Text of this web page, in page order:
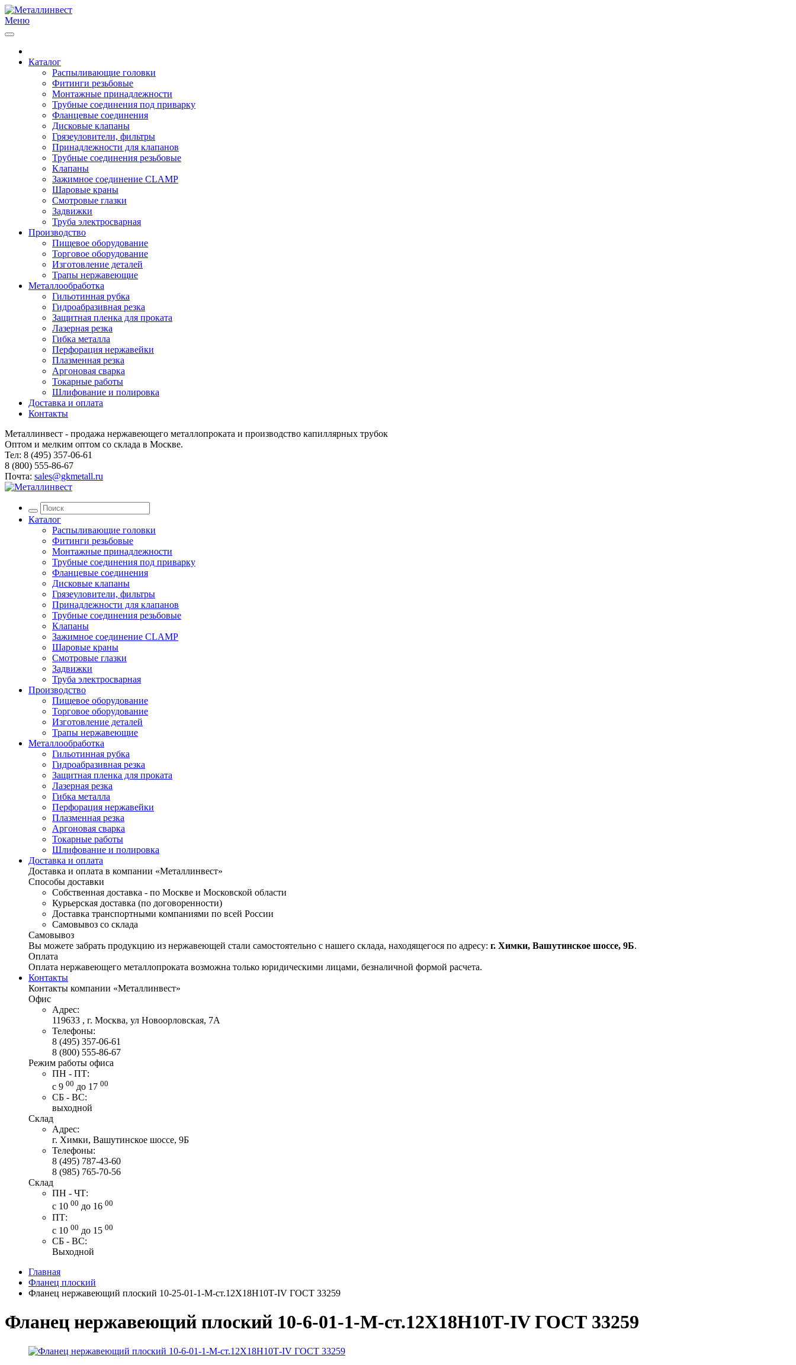
Меню
Каталог
Распыливающие головки
Фитинги резьбовые
Монтажные принадлежности
Трубные соединения под приварку
Фланцевые соединения
Дисковые клапаны
Грязеуловители, фильтры
Принадлежности для клапанов
Трубные соединения резьбовые
Клапаны
Зажимное соединение CLAMP
Шаровые краны
Смотровые глазки
Задвижки
Труба электросварная
Производство
Пищевое оборудование
Торговое оборудование
Изготовление деталей
Трапы нержавеющие
Металлообработка
Гильотинная рубка
Гидроабразивная резка
Защитная пленка для проката
Лазерная резка
Гибка металла
Перфорация нержавейки
Плазменная резка
Аргоновая сварка
Токарные работы
Шлифование и полировка
Доставка и оплата
Контакты
Металлинвест - продажа нержавеющего металлопроката и производство капиллярных трубок
Оптом и мелким оптом со склада в Москве.
Тел: 8 (495) 357-06-61
8 (800) 555-86-67
Почта: sales@gkmetall.ru
Каталог
Распыливающие головки
Фитинги резьбовые
Монтажные принадлежности
Трубные соединения под приварку
Фланцевые соединения
Дисковые клапаны
Грязеуловители, фильтры
Принадлежности для клапанов
Трубные соединения резьбовые
Клапаны
Зажимное соединение CLAMP
Шаровые краны
Смотровые глазки
Задвижки
Труба электросварная
Производство
Пищевое оборудование
Торговое оборудование
Изготовление деталей
Трапы нержавеющие
Металлообработка
Гильотинная рубка
Гидроабразивная резка
Защитная пленка для проката
Лазерная резка
Гибка металла
Перфорация нержавейки
Плазменная резка
Аргоновая сварка
Токарные работы
Шлифование и полировка
Доставка и оплата
Доставка и оплата в компании «Металлинвест»
Способы доставки
Собственная доставка - по Москве и Московской области
Курьерская доставка (по договоренности)
Доставка транспортными компаниями по всей России
Самовывоз со склада
Самовывоз
Вы можете забрать продукцию из нержавеющей стали самостоятельно с нашего склада, находящегося по адресу: г. Химки, Вашутинское шоссе, 9Б.
Оплата
Оплата нержавеющего металлопроката возможна только юридическими лицами, безналичной формой расчета.
Контакты
Контакты компании «Металлинвест»
Офис
Адрес:
119633 , г. Москва, ул Новоорловская, 7А
Телефоны:
8 (495) 357-06-61
8 (800) 555-86-67
Режим работы офиса
ПН - ПТ:
с 9 00 до 17 00
СБ - ВС:
выходной
Склад
Адрес:
г. Химки, Вашутинское шоссе, 9Б
Телефоны:
8 (495) 787-43-60
8 (985) 765-70-56
Склад
ПН - ЧТ:
с 10 00 до 16 00
ПТ:
с 10 00 до 15 00
СБ - ВС:
Выходной
Главная
Фланец плоский
Фланец нержавеющий плоский 10-25-01-1-M-ст.12Х18Н10Т-IV ГОСТ 33259
Фланец нержавеющий плоский 10-6-01-1-M-ст.12Х18Н10Т-IV ГОСТ 33259